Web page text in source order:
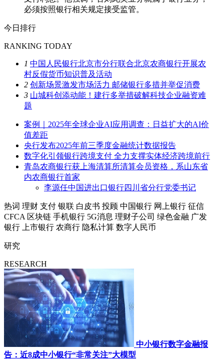
必须按照银行相关规定接受监管。
今日排行
RANKING TODAY
1 中国人民银行北京市分行联合北京农商银行开展农
村反假货币知识普及活动
2 创新场景激发市场活力 邮储银行多措并举促消费
3 山城科创添动能！建行多举措破解科技企业融资难
题
案例｜2025年全球企业AI应用调查：日益扩大的AI价
值差距
央行发布2025年前三季度金融统计数据报告
数字化引领银行跨境支付 全力支撑实体经济跨境前行
青岛农商银行获上海清算所清算会员资格，系山东省
内农商银行首家
李源任中国进出口银行四川省分行党委书记
热词 理财 支付 银联 白皮书 投顾 中国银行 网上银行 征信
CFCA 区块链 手机银行 5G消息 理财子公司 绿色金融 广发
银行
上市银行 农商行 隐私计算 数字人民币
研究
RESEARCH
中小银行数字金融报
告：近8成中小银行“非常关注”大模型